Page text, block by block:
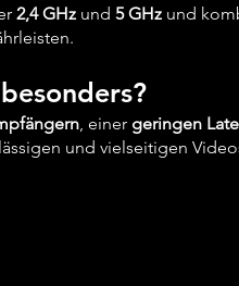
2,4 GHz und 5 GHz und
, einer geringen
und vielseitigen